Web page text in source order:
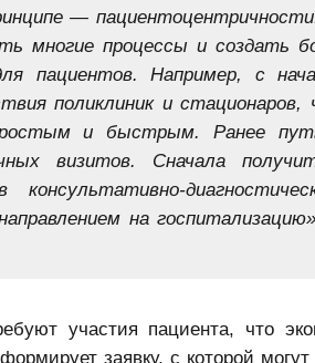
—
многие процессы и создать
пациентов. Например, с
поликлиник и
и быстрым. Ранее
визитов. Сначала
на
участия пациента, что
заявку, с которой